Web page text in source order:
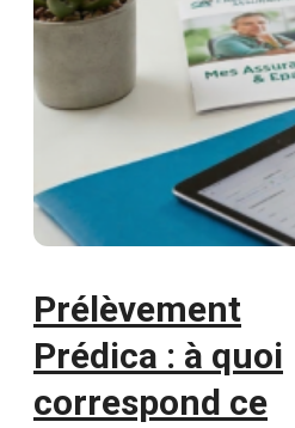
Prélèvement
Prédica : à quoi
correspond ce